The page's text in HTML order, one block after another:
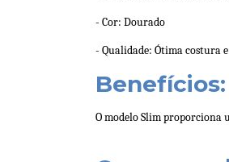
- Cor: Dourado
- Qualidade: Ótima costura
Benefícios:
O modelo Slim proporciona